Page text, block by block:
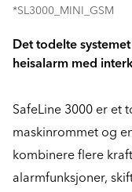
*SL3000_MINI_GSM
Det todelte
heisalarm med
SafeLine 3000 er et
maskinrommet og
kombinere flere
alarmfunksjoner,